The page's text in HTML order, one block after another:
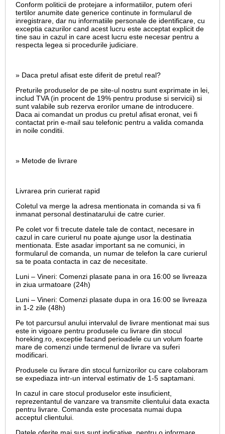
Conform politicii de protejare a informatiilor, putem oferi
tertilor anumite date generice continute in formularul de
inregistrare, dar nu informatiile personale de identificare, cu
exceptia cazurilor cand acest lucru este acceptat explicit de
tine sau in cazul in care acest lucru este necesar pentru a
respecta legea si procedurile judiciare.
» Daca pretul afisat este diferit de pretul real?
Preturile produselor de pe site-ul nostru sunt exprimate in lei,
includ TVA (in procent de 19% pentru produse si servicii) si
sunt valabile sub rezerva erorilor umane de introducere.
Daca ai comandat un produs cu pretul afisat eronat, vei fi
contactat prin e-mail sau telefonic pentru a valida comanda
in noile conditii.
» Metode de livrare
Livrarea prin curierat rapid
Coletul va merge la adresa mentionata in comanda si va fi
inmanat personal destinatarului de catre curier.
Pe colet vor fi trecute datele tale de contact, necesare in
cazul in care curierul nu poate ajunge usor la destinatia
mentionata. Este asadar important sa ne comunici, in
formularul de comanda, un numar de telefon la care curierul
sa te poata contacta in caz de necesitate.
Luni – Vineri: Comenzi plasate pana in ora 16:00 se livreaza
in ziua urmatoare (24h)
Luni – Vineri: Comenzi plasate dupa in ora 16:00 se livreaza
in 1-2 zile (48h)
Pe tot parcursul anului intervalul de livrare mentionat mai sus
este in vigoare pentru produsele cu livrare din stocul
horeking.ro, exceptie facand perioadele cu un volum foarte
mare de comenzi unde termenul de livrare va suferi
modificari.
Produsele cu livrare din stocul furnizorilor cu care colaboram
se expediaza intr-un interval estimativ de 1-5 saptamani.
In cazul in care stocul produselor este insuficient,
reprezentantul de vanzare va transmite clientului data exacta
pentru livrare. Comanda este procesata numai dupa
acceptul clientului.